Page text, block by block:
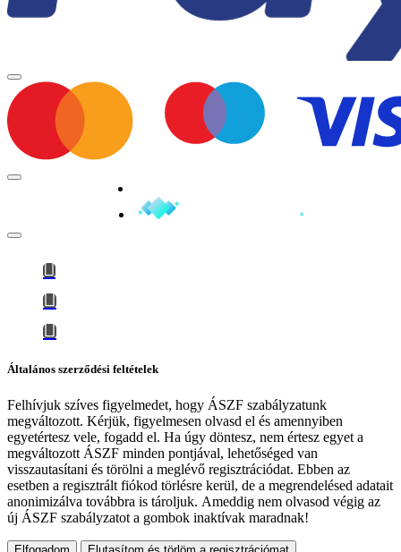
Általános szerződési feltételek
Felhívjuk szíves figyelmedet, hogy ÁSZF szabályzatunk
megváltozott. Kérjük, figyelmesen olvasd el és amennyiben
egyetértesz vele, fogadd el. Ha úgy döntesz, nem értesz egyet a
megváltozott ÁSZF minden pontjával, lehetőséged van
visszautasítani és törölni a meglévő regisztrációdat. Ebben az
esetben a regisztrált fiókod törlésre kerül, de a megrendelésed adatait
anonimizálva továbbra is tároljuk. Ameddig nem olvasod végig az
új ÁSZF szabályzatot a gombok inaktívak maradnak!